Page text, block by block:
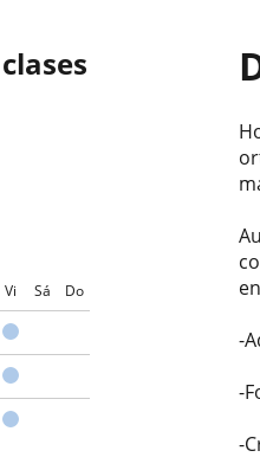
Vi Sá Do
-
-
-